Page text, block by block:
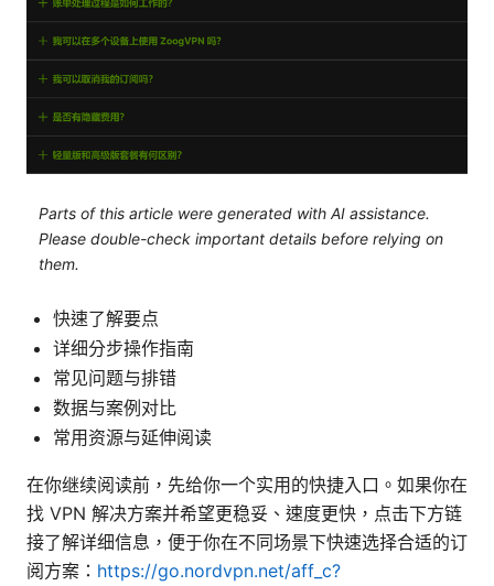
Parts of this article were generated with AI assistance.
Please double-check important details before relying on
them.
快速了解要点
详细分步操作指南
常见问题与排错
数据与案例对比
常用资源与延伸阅读
在你继续阅读前，先给你一个实用的快捷入口。如果你在
找 VPN 解决方案并希望更稳妥、速度更快，点击下方链
接了解详细信息，便于你在不同场景下快速选择合适的订
阅方案： https://go.nordvpn.net/aff_c?